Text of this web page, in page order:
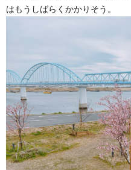
はもうしばらくかかりそう。